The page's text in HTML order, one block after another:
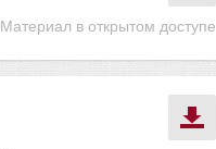
Материал в открытом доступе